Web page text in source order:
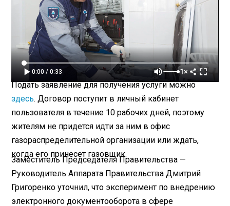
0:00 / 0:33 1×
Подать заявление для получения услуги можно
здесь. Договор поступит в личный кабинет
пользователя в течение 10 рабочих дней, поэтому
жителям не придется идти за ним в офис
газораспределительной организации или ждать,
когда его принесет газовщик.
Заместитель Председателя Правительства —
Руководитель Аппарата Правительства Дмитрий
Григоренко уточнил, что эксперимент по внедрению
электронного документооборота в сфере